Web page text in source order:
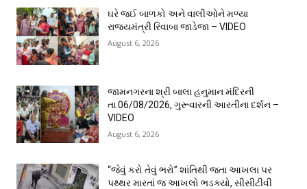
ઘરે જઈ બાળકો અને વાલીઓને મળ્યા
રાજ્યમંત્રી રિવાબા જાડેજા – VIDEO
August 6, 2026
જામનગરના શ્રી બાલા હનુમાન મંદિરની
તા.06/08/2026, ગુરૂવારની આરતીના દર્શન –
VIDEO
August 6, 2026
“જેવું કરો તેવું ભરો” શાંતિથી જતા આખલા પર
પથ્થર મારતાં જ આખલો ભડક્યો, સીસીટીવી